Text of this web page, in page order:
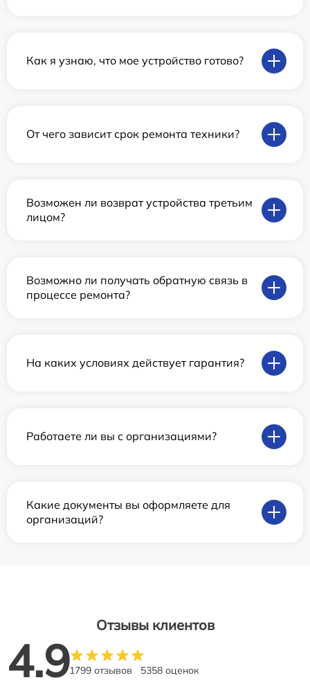
Как я узнаю, что мое устройство готово?
От чего зависит срок ремонта техники?
Возможен ли возврат устройства третьим
лицом?
Возможно ли получать обратную связь в
процессе ремонта?
На каких условиях действует гарантия?
Работаете ли вы с организациями?
Какие документы вы оформляете для
организаций?
Отзывы клиентов
4.91799 отзывов 5358 оценок